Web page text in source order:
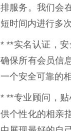
排服务。我们会
短时间内进行多
* **实名认证，
确保所有会员信
一个安全可靠的
* **专业顾问，
供个性化的相亲